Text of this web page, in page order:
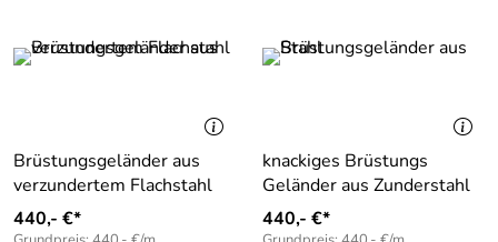
Brüstungsgeländer aus
verzundertem Flachstahl
440,- €*
knackiges Brüstungs
Geländer aus Zunderstahl
440,- €*